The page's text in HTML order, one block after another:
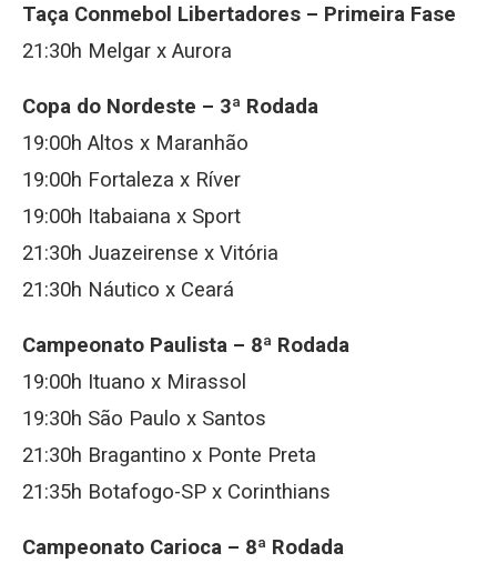
Taça Conmebol Libertadores – Primeira Fase
21:30h Melgar x Aurora
Copa do Nordeste – 3ª Rodada
19:00h Altos x Maranhão
19:00h Fortaleza x Ríver
19:00h Itabaiana x Sport
21:30h Juazeirense x Vitória
21:30h Náutico x Ceará
Campeonato Paulista – 8ª Rodada
19:00h Ituano x Mirassol
19:30h São Paulo x Santos
21:30h Bragantino x Ponte Preta
21:35h Botafogo-SP x Corinthians
Campeonato Carioca – 8ª Rodada